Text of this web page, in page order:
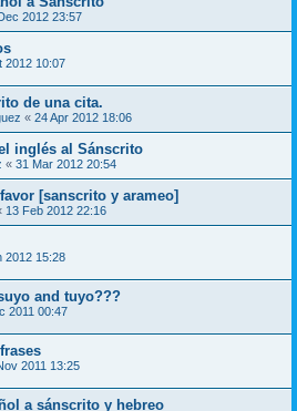
2012 23:57
2012 10:07
de una cita.
« 24 Apr 2012 18:06
inglés al Sánscrito
« 31 Mar 2012 20:54
[sanscrito y arameo]
13 Feb 2012 22:16
2012 15:28
and tuyo???
2011 00:47
2011 13:25
a sánscrito y hebreo